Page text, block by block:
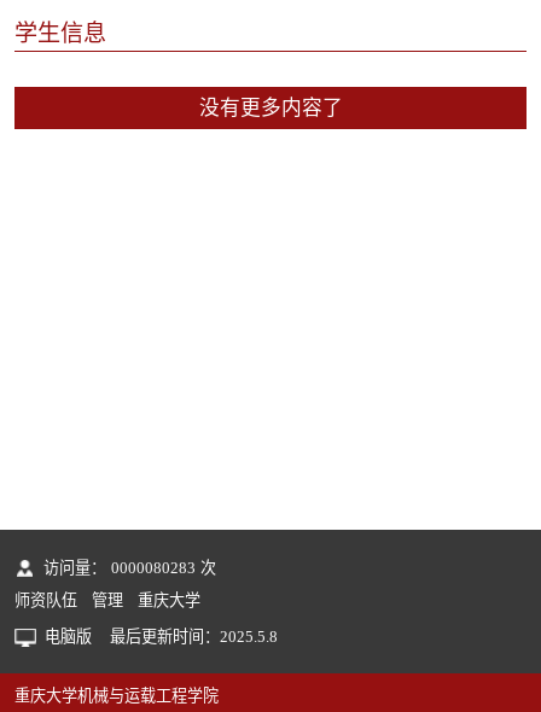
学生信息
没有更多内容了
访问量： 0000080283 次
师资队伍
管理
重庆大学
电脑版
最后更新时间： 2025 5 8
重庆大学机械与运载工程学院